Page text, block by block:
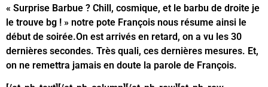
« Surprise Barbue ? Chill, cosmique, et le barbu de droite je
le trouve bg ! » notre pote François nous résume ainsi le
début de soirée.On est arrivés en retard, on a vu les 30
dernières secondes. Très quali, ces dernières mesures. Et,
on ne remettra jamais en doute la parole de François.